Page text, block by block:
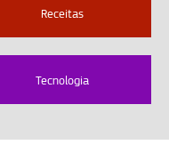
Receitas
Tecnologia